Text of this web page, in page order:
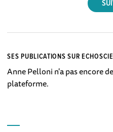
SES PUBLICATIONS SUR
Anne Pelloni n'a pas encore
plateforme.